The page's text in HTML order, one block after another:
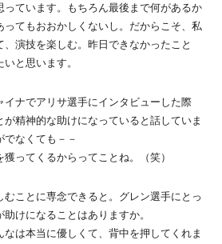
っています。もちろん最後まで何があるか
ってもおおかしくないし。だからこそ、私
演技を楽しむ。昨日できなかったこと
と思います。
ナでアリサ選手にインタビューした際
が精神的な助けになっていると話していま
でなくても－－
ってくるからってことね。（笑）
とに専念できると。グレン選手にとっ
けになることはありますか。
は本当に優しくて、背中を押してくれま